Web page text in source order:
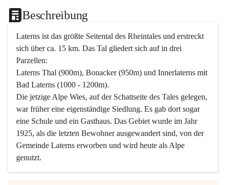
Beschreibung
Laterns ist das größte Seitental des Rheintales und erstreckt
sich über ca. 15 km. Das Tal gliedert sich auf in drei
Parzellen:
Laterns Thal (900m), Bonacker (950m) und Innerlaterns mit
Bad Laterns (1000 - 1200m).
Die jetzige Alpe Wies, auf der Schattseite des Tales gelegen,
war früher eine eigenständige Siedlung. Es gab dort sogar
eine Schule und ein Gasthaus. Das Gebiet wurde im Jahr
1925, als die letzten Bewohner ausgewandert sind, von der
Gemeinde Laterns erworben und wird heute als Alpe
genutzt.